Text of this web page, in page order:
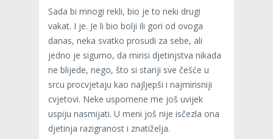
Sada bi mnogi rekli, bio je to neki drugi
vakat. I je. Je li bio bolji ili gori od ovoga
danas, neka svatko prosudi za sebe, ali
jedno je sigurno, da mirisi djetinjstva nikada
ne blijede, nego, što si stariji sve češće u
srcu procvjetaju kao najljepši i najmirisniji
cvjetovi. Neke uspomene me još uvijek
uspiju nasmijati. U meni još nije isčezla ona
djetinja razigranost i znatiželja.